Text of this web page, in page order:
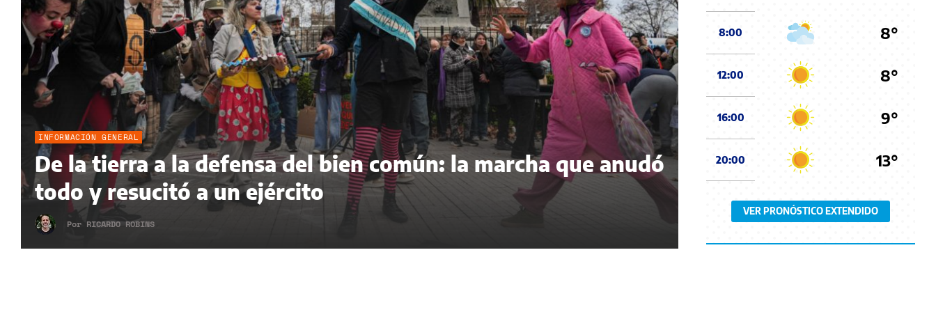
INFORMACIÓN GENERAL
De la tierra a la defensa del bien común: la marcha que anudó
todo y resucitó a un ejército
Por RICARDO ROBINS
8:00 8°
12:00 8°
16:00 9°
20:00 13°
VER PRONÓSTICO EXTENDIDO